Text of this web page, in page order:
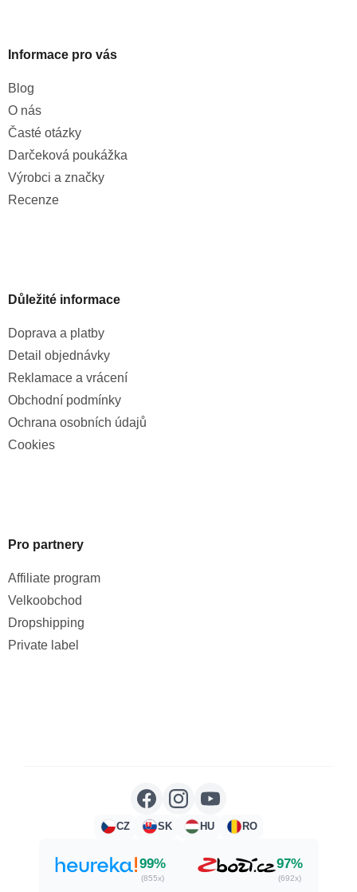
Informace pro vás
Blog
O nás
Časté otázky
Darčeková poukážka
Výrobci a značky
Recenze
Důležité informace
Doprava a platby
Detail objednávky
Reklamace a vrácení
Obchodní podmínky
Ochrana osobních údajů
Cookies
Pro partnery
Affiliate program
Velkoobchod
Dropshipping
Private label
CZ SK HU RO
99%
(855x)
97%
(692x)